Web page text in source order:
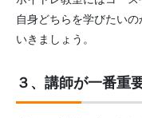
自身どちらを学びたい
いきましょう。
３、講師が一番重